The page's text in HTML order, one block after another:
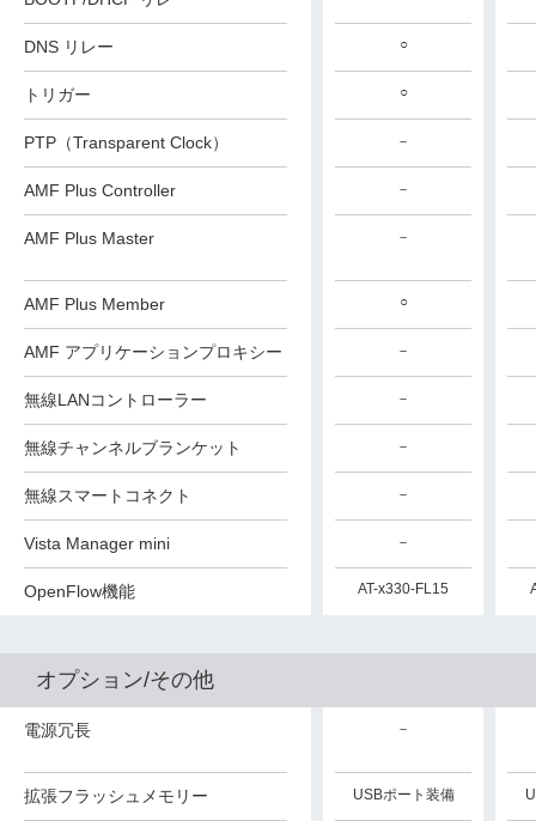
DNS リレー
トリガー
PTP（Transparent Clock）
AMF Plus Controller
AMF Plus Master
AMF Plus Member
AMF アプリケーションプロキシー
無線LANコントローラー
無線チャンネルブランケット
無線スマートコネクト
Vista Manager mini
OpenFlow機能
○
○
AT-x530L-FL01
－
－
○
－
最大55AP
－
－
－
AT-x530L-FL15
AT-x530L-FL01
－
－
○
○
－
－
－
○
－
－
－
－
－
AT-x330-FL15
オプション/その他
電源冗長
拡張フラッシュメモリー
－
USBポート装備 USBポート装備
－
USBポート装備